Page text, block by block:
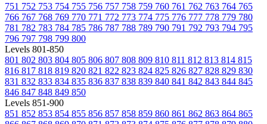
751 752 753 754 755 756 757 758 759 760 761 762 763 764 765
766 767 768 769 770 771 772 773 774 775 776 777 778 779 780
781 782 783 784 785 786 787 788 789 790 791 792 793 794 795
796 797 798 799 800
Levels 801-850
801 802 803 804 805 806 807 808 809 810 811 812 813 814 815
816 817 818 819 820 821 822 823 824 825 826 827 828 829 830
831 832 833 834 835 836 837 838 839 840 841 842 843 844 845
846 847 848 849 850
Levels 851-900
851 852 853 854 855 856 857 858 859 860 861 862 863 864 865